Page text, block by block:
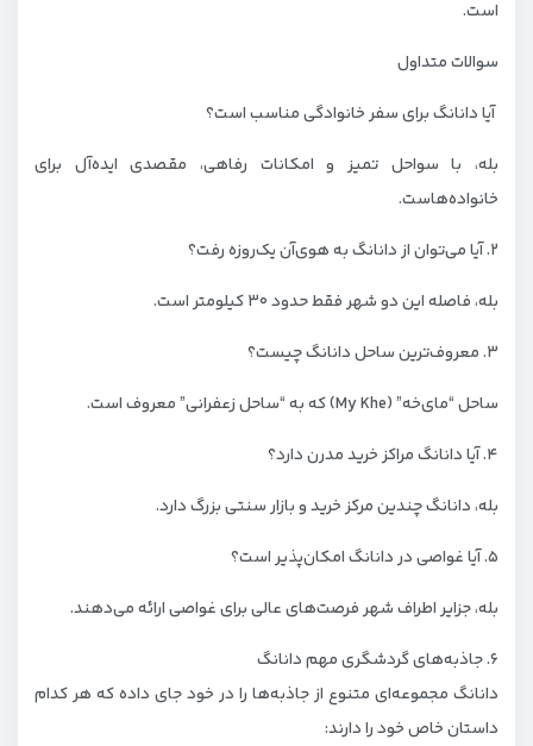
است.
سوالات متداول
آیا دانانگ برای سفر خانوادگی مناسب است؟
بله، با سواحل تمیز و امکانات رفاهی، مقصدی ایده‌آل برای
خانواده‌هاست.
۲. آیا می‌توان از دانانگ به هوی‌آن یک‌روزه رفت؟
بله، فاصله این دو شهر فقط حدود ۳۰ کیلومتر است.
۳. معروف‌ترین ساحل دانانگ چیست؟
ساحل “مای‌خه” (My Khe) که به “ساحل زعفرانی” معروف است.
۴. آیا دانانگ مراکز خرید مدرن دارد؟
بله، دانانگ چندین مرکز خرید و بازار سنتی بزرگ دارد.
۵. آیا غواصی در دانانگ امکان‌پذیر است؟
بله، جزایر اطراف شهر فرصت‌های عالی برای غواصی ارائه می‌دهند.
۶. جاذبه‌های گردشگری مهم دانانگ
دانانگ مجموعه‌ای متنوع از جاذبه‌ها را در خود جای داده که هر کدام
داستان خاص خود را دارند: